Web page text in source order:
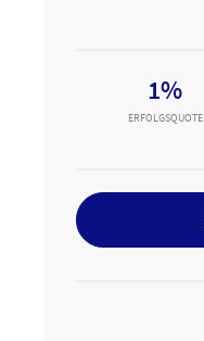
1%
ERFOLGSQUOTE